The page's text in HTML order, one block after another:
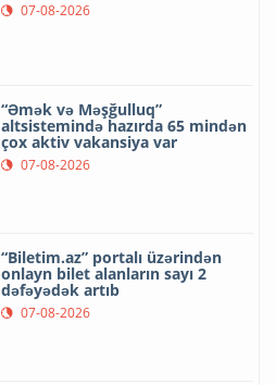
07-08-2026
“Əmək və Məşğulluq”
altsistemində hazırda 65 mindən
çox aktiv vakansiya var
07-08-2026
“Biletim.az” portalı üzərindən
onlayn bilet alanların sayı 2
dəfəyədək artıb
07-08-2026